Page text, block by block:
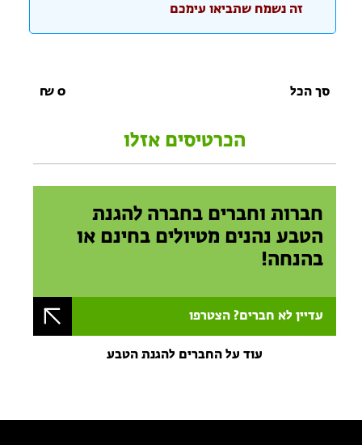
זה נשמח שתביאו עימכם
סך הכל 0
₪
הכרטיסים אזלו
חברות וחברים בחברה להגנת
הטבע נהנים מטיולים בחינם או
בהנחה!
עדיין לא חברים? הצטרפו
עוד על החברים להגנת הטבע